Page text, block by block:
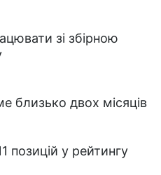
зі збірною
близько двох місяців
позицій у рейтингу